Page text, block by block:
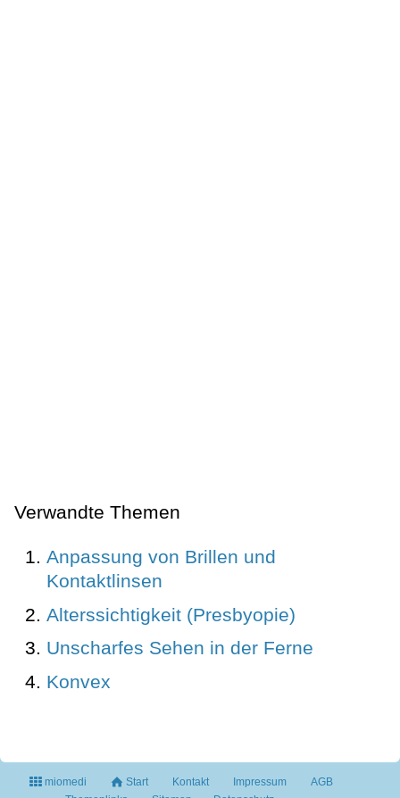
Verwandte Themen
Anpassung von Brillen und
Kontaktlinsen
Alterssichtigkeit (Presbyopie)
Unscharfes Sehen in der Ferne
Konvex
miomedi Start Kontakt Impressum
AGB